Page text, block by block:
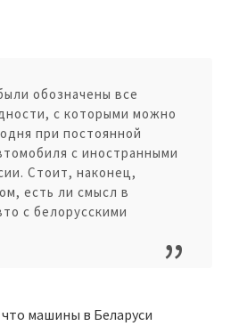
обозначены все
с которыми можно
при постоянной
с иностранными
Стоит, наконец,
есть ли смысл в
с белорусскими
машины в Беларуси